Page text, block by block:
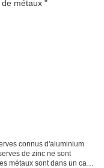
connus d'aluminium
de zinc ne sont
métaux sont dans un cas